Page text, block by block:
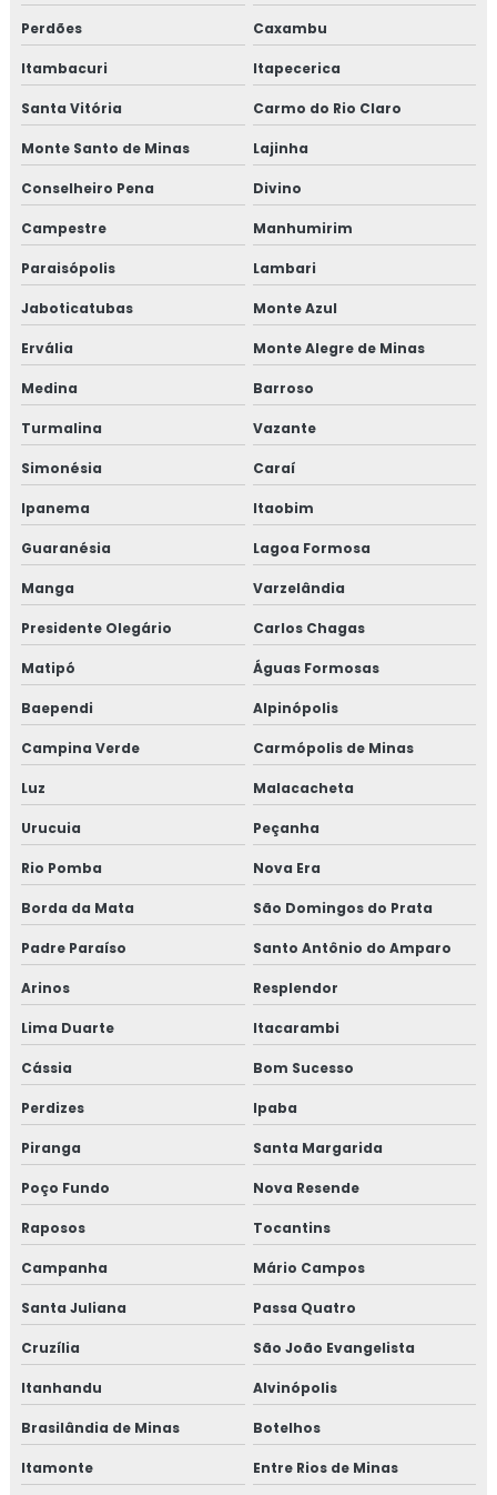
Perdões Caxambu
Itambacuri Itapecerica
Santa Vitória Carmo do Rio Claro
Monte Santo de Minas Lajinha
Conselheiro Pena Divino
Campestre Manhumirim
Paraisópolis Lambari
Jaboticatubas Monte Azul
Ervália Monte Alegre de Minas
Medina Barroso
Turmalina Vazante
Simonésia Caraí
Ipanema Itaobim
Guaranésia Lagoa Formosa
Manga Varzelândia
Presidente Olegário Carlos Chagas
Matipó Águas Formosas
Baependi Alpinópolis
Campina Verde Carmópolis de Minas
Luz Malacacheta
Urucuia Peçanha
Rio Pomba Nova Era
Borda da Mata São Domingos do Prata
Padre Paraíso Santo Antônio do Amparo
Arinos Resplendor
Lima Duarte Itacarambi
Cássia Bom Sucesso
Perdizes Ipaba
Piranga Santa Margarida
Poço Fundo Nova Resende
Raposos Tocantins
Campanha Mário Campos
Santa Juliana Passa Quatro
Cruzília São João Evangelista
Itanhandu Alvinópolis
Brasilândia de Minas Botelhos
Itamonte Entre Rios de Minas